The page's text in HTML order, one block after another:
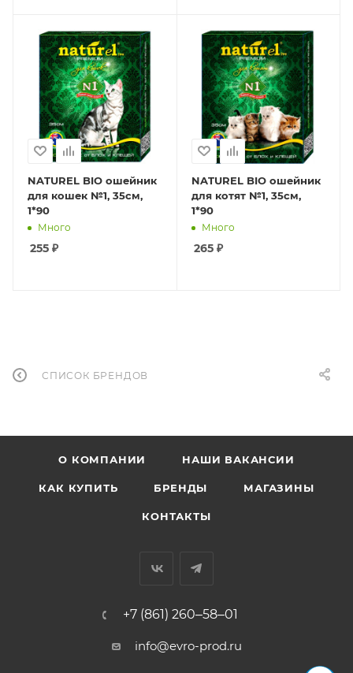
NATUREL BIO ошейник
для кошек №1, 35см,
1*90
Много
255 ₽
NATUREL BIO ошейник
для котят №1, 35см,
1*90
Много
265₽
СПИСОК БРЕНДОВ
О КОМПАНИИ НАШИ ВАКАНСИИ
КАК КУПИТЬ БРЕНДЫ МАГАЗИНЫ
КОНТАКТЫ
+7 (861) 260‒58‒01
info@evro-prod.ru